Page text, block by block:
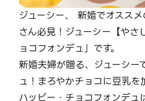
ジューシー、 新婚でオスス
さん必見！ジューシー【やさ
ョコフォンデュ」です。
新婚夫婦が贈る、ジューシー
ュ！まろやかチョコに豆乳を
ハッピー・チョコフォンデュ